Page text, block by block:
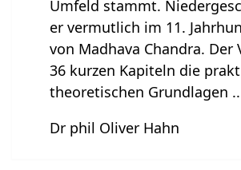
Umfeld stammt.
er vermutlich im 11.
von Madhava Chandra. Der
36 kurzen Kapiteln die
theoretischen Grundlagen
Dr phil Oliver Hahn